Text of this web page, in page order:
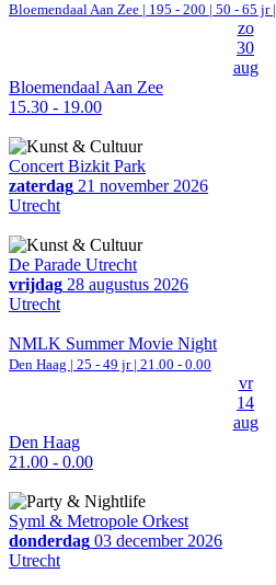
Bloemendaal Aan Zee | 195 - 200 | 50 - 65 jr |
zo
30
aug
Bloemendaal Aan Zee
15.30 - 19.00
Concert Bizkit Park
zaterdag 21 november 2026
Utrecht
De Parade Utrecht
vrijdag 28 augustus 2026
Utrecht
NMLK Summer Movie Night
Den Haag | 25 - 49 jr | 21.00 - 0.00
vr
14
aug
Den Haag
21.00 - 0.00
Syml & Metropole Orkest
donderdag 03 december 2026
Utrecht